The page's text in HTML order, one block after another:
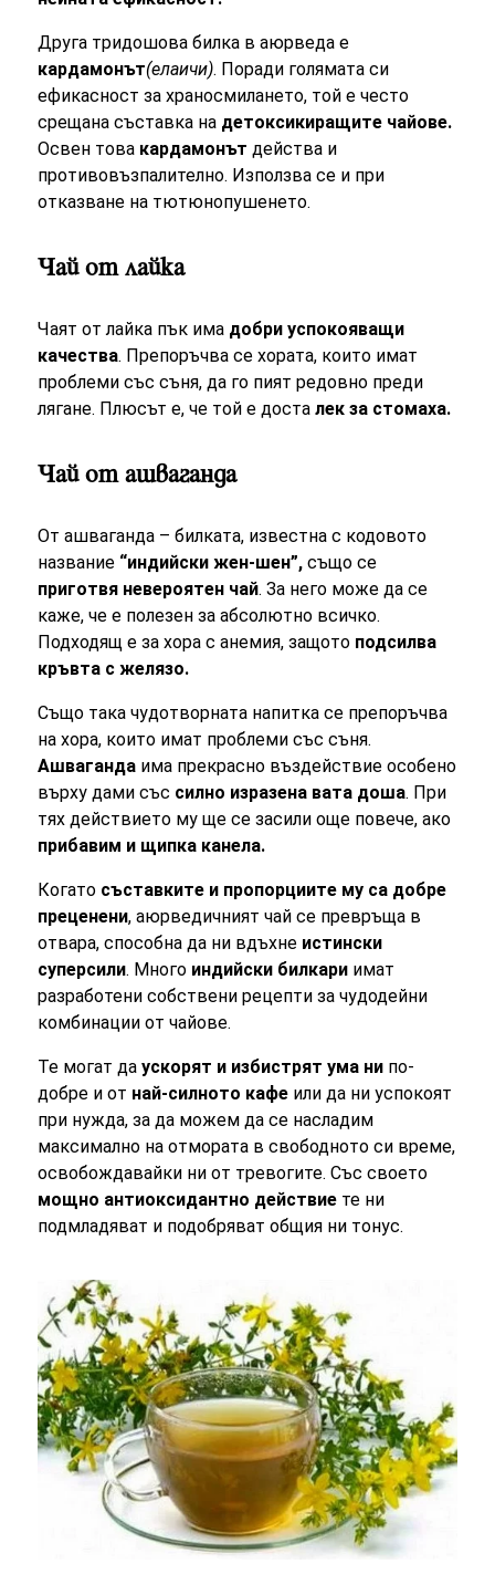
Друга тридошова билка в аюрведа е
кардамонът(елаичи). Поради голямата си
ефикасност за храносмилането, той е често
срещана съставка на детоксикиращите чайове.
Освен това кардамонътдейства и
противовъзпалително. Използва се и при
отказване на тютюнопушенето.
Чай от лайка
Чаят от лайка пък има добри успокояващи
качества. Препоръчва се хората, които имат
проблеми със съня, да го пият редовно преди
лягане. Плюсът е, че той е доста лек за стомаха.
Чай от ашваганда
От ашваганда – билката, известна с кодовото
название “индийски жен-шен”, също се
приготвя невероятен чай. За него може да се
каже, че е полезен за абсолютно всичко.
Подходящ е за хора с анемия, защото подсилва
кръвта с желязо.
Също така чудотворната напитка се препоръчва
на хора, които имат проблеми със съня.
Ашваганда има прекрасно въздействие особено
върху дами със силно изразена вата доша. При
тях действието му ще се засили още повече, ако
прибавим и щипка канела.
Когато съставките и пропорциите му са добре
преценени, аюрведичният чай се превръща в
отвара, способна да ни вдъхне истински
суперсили. Много индийски билкари имат
разработени собствени рецепти за чудодейни
комбинации от чайове.
Те могат даускорят и избистрят ума ни по-
добре и от най-силното кафе или да ни успокоят
при нужда, за да можем да се насладим
максимално на отмората в свободното си време,
освобождавайки ни от тревогите. Със своето
мощно антиоксидантно действие те ни
подмладяват и подобряват общия ни тонус.